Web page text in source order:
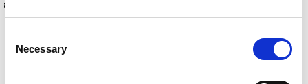
Selection
Necessary
8,00